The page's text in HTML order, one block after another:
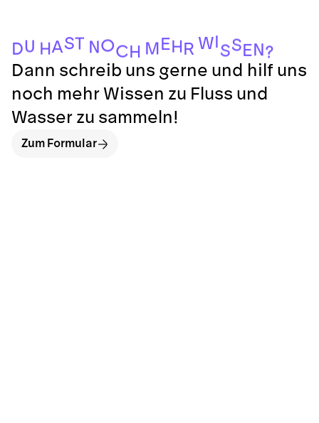
DU H AST N OC H M E H R W SS EN?
Dann schreib uns gerne und hilf uns
noch mehr Wissen zu Fluss und
Wasser zu sammeln!
Zum Formular